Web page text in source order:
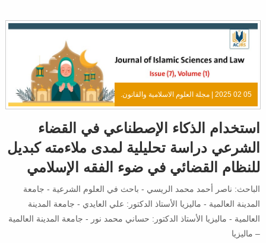
05 02 2025 | مجلة العلوم الاسلامية والقانون.
استخدام الذكاء الإصطناعي في القضاء
الشرعي دراسة تحليلية لمدى ملاءمته كبديل
للنظام القضائي في ضوء الفقه الإسلامي
الباحث: ناصر أحمد محمد الريسي - باحث في العلوم الشرعية - جامعة
المدينة العالمية - ماليزيا الأستاذ الدكتور: علي العايدي - جامعة المدينة
العالمية - ماليزيا الأستاذ الدكتور: حساني محمد نور - جامعة المدينة العالمية
– ماليزيا